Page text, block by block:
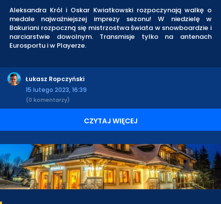
Aleksandra Król i Oskar Kwiatkowski rozpoczynają walkę o
medale najważniejszej imprezy sezonu! W niedzielę w
Bakuriani rozpoczną się mistrzostwa świata w snowboardzie i
narciarstwie dowolnym. Transmisje tylko na antenach
Eurosportu i w Playerze.
Łukasz Ropczyński
15 lutego 2023, 16:39
(0 komentarzy)
CZYTAJ WIĘCEJ